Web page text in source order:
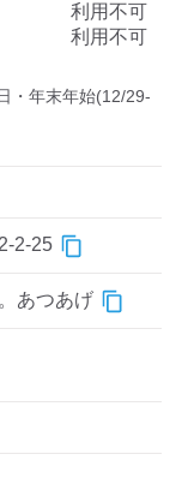
ィーラーを表示
利用不可
利用不可
・年末年始(12/29-
2-25
あつあげ